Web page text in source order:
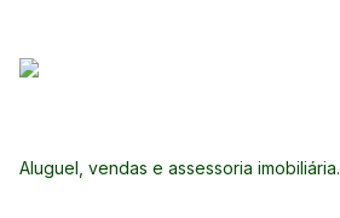
Aluguel, vendas e assessoria imobiliária.